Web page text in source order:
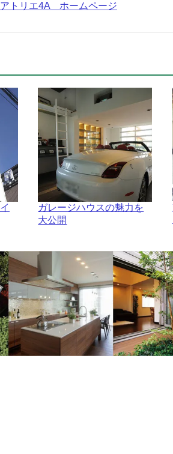
トリエ4A ホームページ
ガレージハウスの魅力を
大公開